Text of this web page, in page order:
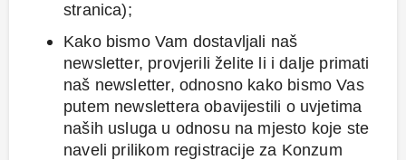
stranica);
Kako bismo Vam dostavljali naš
newsletter, provjerili želite li i dalje primati
naš newsletter, odnosno kako bismo Vas
putem newslettera obavijestili o uvjetima
naših usluga u odnosu na mjesto koje ste
naveli prilikom registracije za Konzum